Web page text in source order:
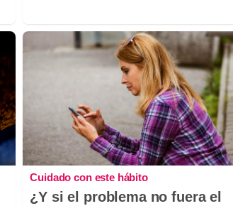
Cuidado con este hábito
¿Y si el problema no fuera el